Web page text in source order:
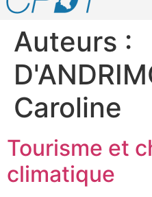
Auteurs :
Caroline
Tourisme et
climatique